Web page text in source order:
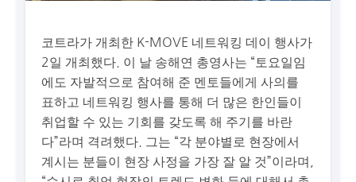
코트라가 개최한 K-MOVE 네트워킹 데이 행사가
2일 개최했다. 이 날 송해연 총영사는 “토요일임
에도 자발적으로 참여해 준 멘토들에게 사의를
표하고 네트워킹 행사를 통해 더 많은 한인들이
취업할 수 있는 기회를 갖도록 해 주기를 바란
다”라며 격려했다. 그는 “각 분야별로 현장에서
계시는 분들이 현장 사정을 가장 잘 알 것”이라며,